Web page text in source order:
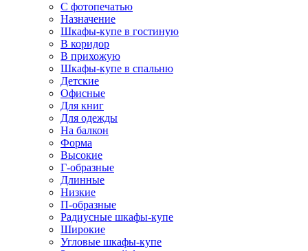
С фотопечатью
Назначение
Шкафы-купе в гостиную
В коридор
В прихожую
Шкафы-купе в спальню
Детские
Офисные
Для книг
Для одежды
На балкон
Форма
Высокие
Г-образные
Длинные
Низкие
П-образные
Радиусные шкафы-купе
Широкие
Угловые шкафы-купе